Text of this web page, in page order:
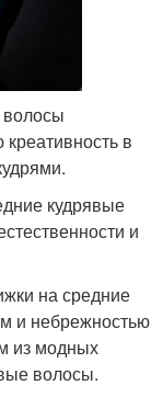
в
кудрявые
и
на средние
и небрежностью
из модных
волосы.